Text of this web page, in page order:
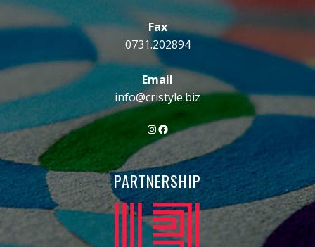
Fax
0731.202894
Email
info@cristyle.biz
Instagram
Facebook
PARTNERSHIP